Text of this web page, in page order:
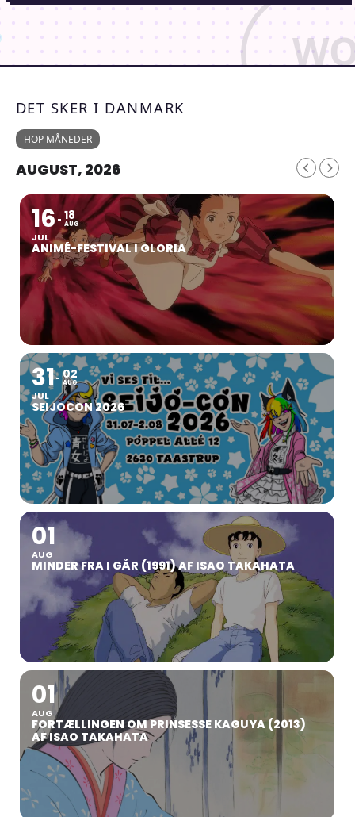
DET SKER I DANMARK
HOP MÅNEDER
AUGUST, 2026
16
JUL
18
AUG
ANIMÉ-FESTIVAL I GLORIA
31
JUL
02
AUG
SEIJOCON 2026
01
AUG
MINDER FRA I GÅR (1991) AF ISAO TAKAHATA
01
AUG
FORTÆLLINGEN OM PRINSESSE KAGUYA (2013)
AF ISAO TAKAHATA